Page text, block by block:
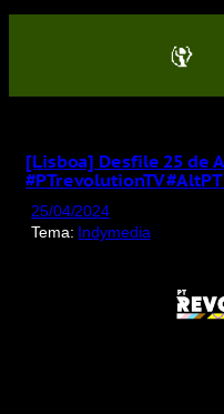
Saltar
conteúdo
[Lisboa] Desfile 25 de
#PTrevolutionTV
25/04/2024
Tema: Indymedia